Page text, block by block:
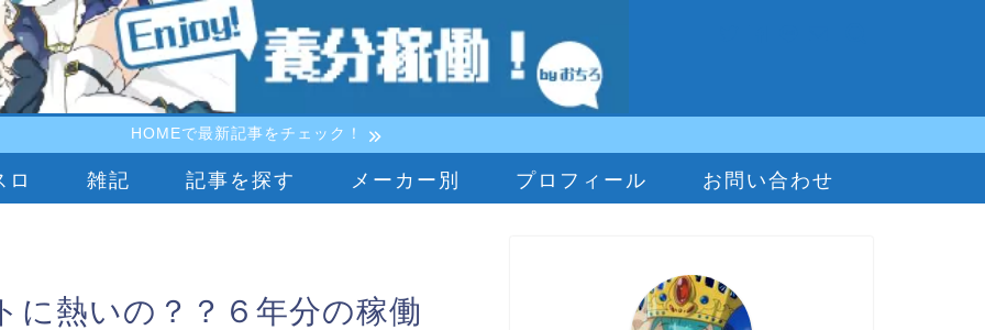
HOMEで最新記事をチェック！
ロ 雑記 記事を探す メーカー別 プロフィール お問い合わせ
に熱いの？？６年分の稼働